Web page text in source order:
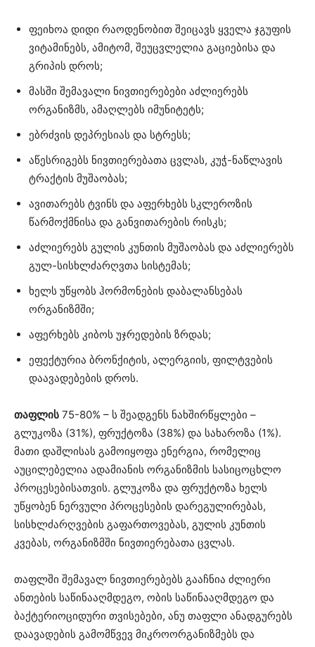
ფეიხოა დიდი რაოდენობით შეიცავს ყველა ჯგუფის
ვიტამინებს, ამიტომ, შეუცვლელია გაციებისა და
გრიპის დროს;
მასში შემავალი ნივთიერებები აძლიერებს
ორგანიზმს, ამაღლებს იმუნიტეტს;
ებრძვის დეპრესიას და სტრესს;
აწესრიგებს ნივთიერებათა ცვლას, კუჭ-ნაწლავის
ტრაქტის მუშაობას;
ავითარებს ტვინს და აფერხებს სკლეროზის
წარმოქმნისა და განვითარების რისკს;
აძლიერებს გულის კუნთის მუშაობას და აძლიერებს
გულ-სისხლძარღვთა სისტემას;
ხელს უწყობს ჰორმონების დაბალანსებას
ორგანიზმში;
აფერხებს კიბოს უჯრედების ზრდას;
ეფექტურია ბრონქიტის, ალერგიის, ფილტვების
დაავადებების დროს.
თაფლის 75-80% – ს შეადგენს ნახშირწყლები –
გლუკოზა (31%), ფრუქტოზა (38%) და სახაროზა (1%).
მათი დაშლისას გამოიყოფა ენერგია, რომელიც
აუცილებელია ადამიანის ორგანიზმის სასიცოცხლო
პროცესებისათვის. გლუკოზა და ფრუქტოზა ხელს
უწყობენ ნერვული პროცესების დარეგულირებას,
სისხლძარღვების გაფართოვებას, გულის კუნთის
კვებას, ორგანიზმში ნივთიერებათა ცვლას.
თაფლში შემავალ ნივთიერებებს გააჩნია ძლიერი
ანთების საწინააღმდეგო, ობის საწინააღმდეგო და
ბაქტერიოციდური თვისებები, ანუ თაფლი ანადგურებს
დაავადების გამომწვევ მიკროორგანიზმებს და